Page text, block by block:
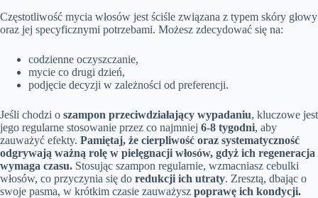
Częstotliwość mycia włosów jest ściśle związana z typem skóry głowy
oraz jej specyficznymi potrzebami. Możesz zdecydować się na:
codzienne oczyszczanie,
mycie co drugi dzień,
podjęcie decyzji w zależności od preferencji.
Jeśli chodzi o szampon przeciwdziałający wypadaniu, kluczowe jest
jego regularne stosowanie przez co najmniej 6-8 tygodni, aby
zauważyć efekty. Pamiętaj, że cierpliwość oraz systematyczność
odgrywają ważną rolę w pielęgnacji włosów, gdyż ich regeneracja
wymaga czasu. Stosując szampon regularnie, wzmacniasz cebulki
włosów, co przyczynia się do redukcji ich utraty. Zresztą, dbając o
swoje pasma, w krótkim czasie zauważysz poprawę ich kondycji.